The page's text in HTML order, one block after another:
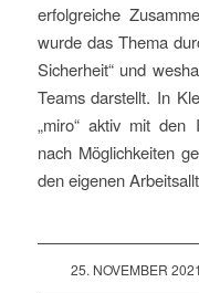
erfolgreiche
wurde das Thema
Sicherheit“ und
Teams darstellt. In
„miro“ aktiv mit den
nach Möglichkeiten
den eigenen
25. NOVEMBER 2021
/